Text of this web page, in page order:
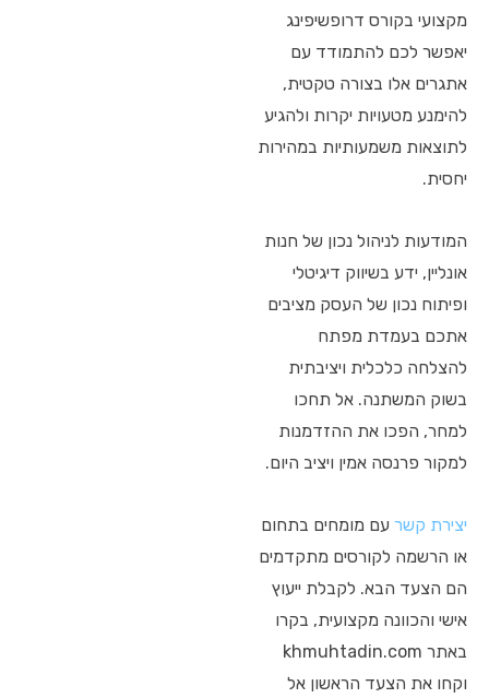
מקצועי בקורס דרופשיפינג
יאפשר לכם להתמודד עם
אתגרים אלו בצורה טקטית,
להימנע מטעויות יקרות ולהגיע
לתוצאות משמעותיות במהירות
יחסית.
המודעות לניהול נכון של חנות
אונליין, ידע בשיווק דיגיטלי
ופיתוח נכון של העסק מציבים
אתכם בעמדת מפתח
להצלחה כלכלית ויציבתית
בשוק המשתנה. אל תחכו
למחר, הפכו את ההזדמנות
למקור פרנסה אמין ויציב היום.
יצירת קשר עם מומחים בתחום
או הרשמה לקורסים מתקדמים
הם הצעד הבא. לקבלת ייעוץ
אישי והכוונה מקצועית, בקרו
באתר khmuhtadin.com
וקחו את הצעד הראשון אל